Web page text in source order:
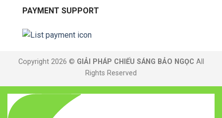
PAYMENT SUPPORT
Copyright 2026 © GIẢI PHÁP CHIẾU SÁNG BẢO NGỌC All
Rights Reserved